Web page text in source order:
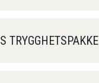
TRYGGHETSPAKKE